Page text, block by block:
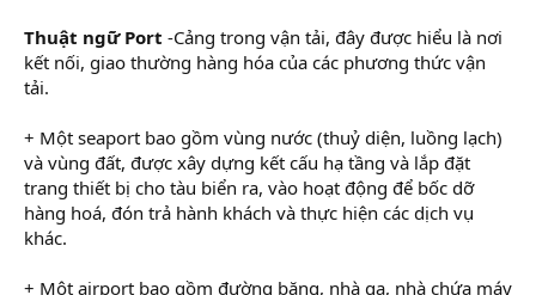
Thuật ngữ Port -Cảng trong vận tải, đây được hiểu là nơi
kết nối, giao thường hàng hóa của các phương thức vận
tải.
+ Một seaport bao gồm vùng nước (thuỷ diện, luồng lạch)
và vùng đất, được xây dựng kết cấu hạ tầng và lắp đặt
trang thiết bị cho tàu biển ra, vào hoạt động để bốc dỡ
hàng hoá, đón trả hành khách và thực hiện các dịch vụ
khác.
+ Một airport bao gồm đường băng, nhà ga, nhà chứa máy